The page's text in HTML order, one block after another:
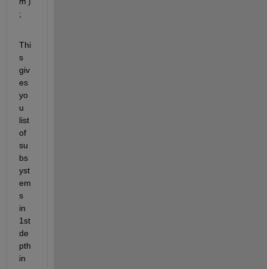
;
Thi
s
giv
es
yo
u
list
of
su
bs
yst
em
s
in
1st
de
pth
in